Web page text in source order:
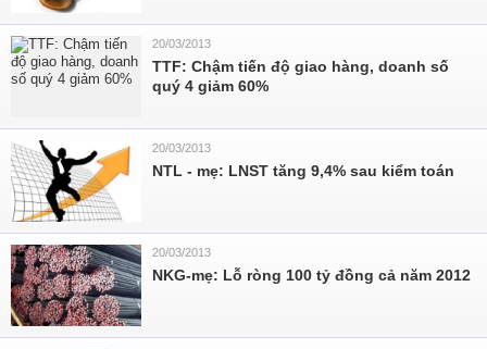
20/03/2013
TTF: Chậm tiến độ giao hàng, doanh số
quý 4 giảm 60%
20/03/2013
NTL - mẹ: LNST tăng 9,4% sau kiểm toán
20/03/2013
NKG-mẹ: Lỗ ròng 100 tỷ đồng cả năm 2012